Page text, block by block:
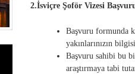
2.İsviçre Şoför Vizesi
Başvuru formunda
yakınlarınızın
Başvuru sahibi bu
araştırmaya tabi